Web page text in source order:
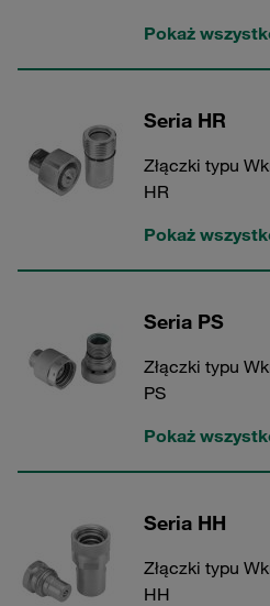
Pokaż
Seria HR
Złączki typu
HR
Pokaż
Seria PS
Złączki typu
PS
Pokaż
Seria HH
Złączki typu
HH